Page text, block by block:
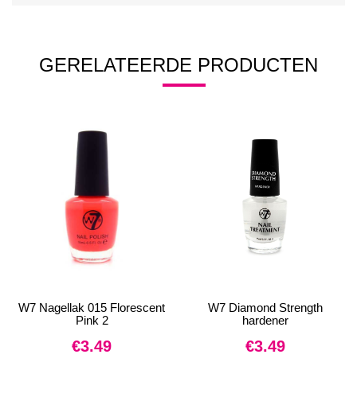
GERELATEERDE PRODUCTEN
W7 Nagellak 015 Florescent
Pink 2
€3.49
W7 Diamond Strength
hardener
€3.49